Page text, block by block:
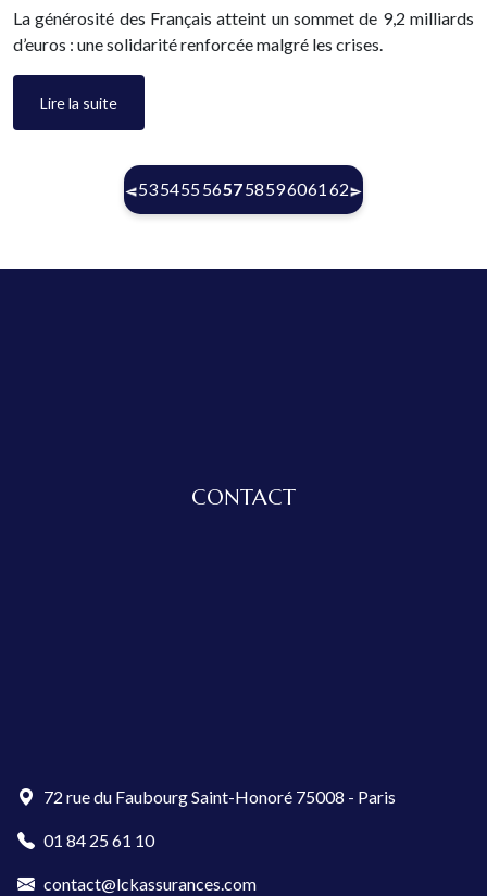
La générosité des Français atteint un sommet de 9,2 milliards
d’euros : une solidarité renforcée malgré les crises.
Lire la suite
5354555657(current)
58596061 62
CONTACT
72 rue du Faubourg Saint-Honoré 75008 - Paris
01 84 25 61 10
contact@lckassurances.com